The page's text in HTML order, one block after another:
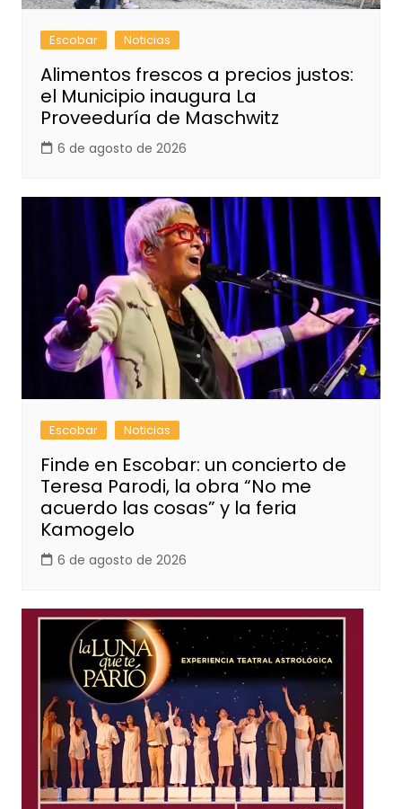
Escobar Noticias
Alimentos frescos a precios justos:
el Municipio inaugura La
Proveeduría de Maschwitz
6 de agosto de 2026
Escobar Noticias
Finde en Escobar: un concierto de
Teresa Parodi, la obra “No me
acuerdo las cosas” y la feria
Kamogelo
6 de agosto de 2026